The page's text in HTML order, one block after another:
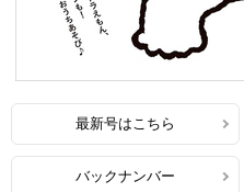
最新号はこちら
バックナンバー